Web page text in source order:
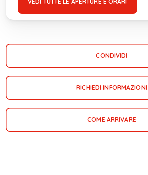
CONDIVIDI
RICHIEDI INFORMAZIONI
COME ARRIVARE